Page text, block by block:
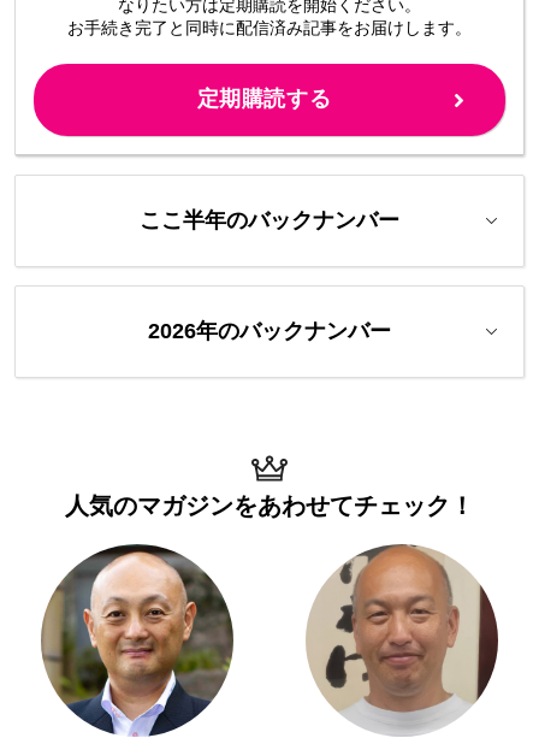
なりたい方は定期購読を開始ください。
お手続き完了と同時に配信済み記事をお届けします。
定期購読する
ここ半年のバックナンバー
2026年のバックナンバー
人気のマガジンをあわせてチェック！